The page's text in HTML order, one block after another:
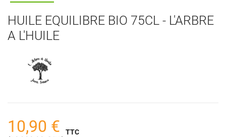
HUILE EQUILIBRE BIO 75CL - L'ARBRE
A L'HUILE
10,90 € TTC